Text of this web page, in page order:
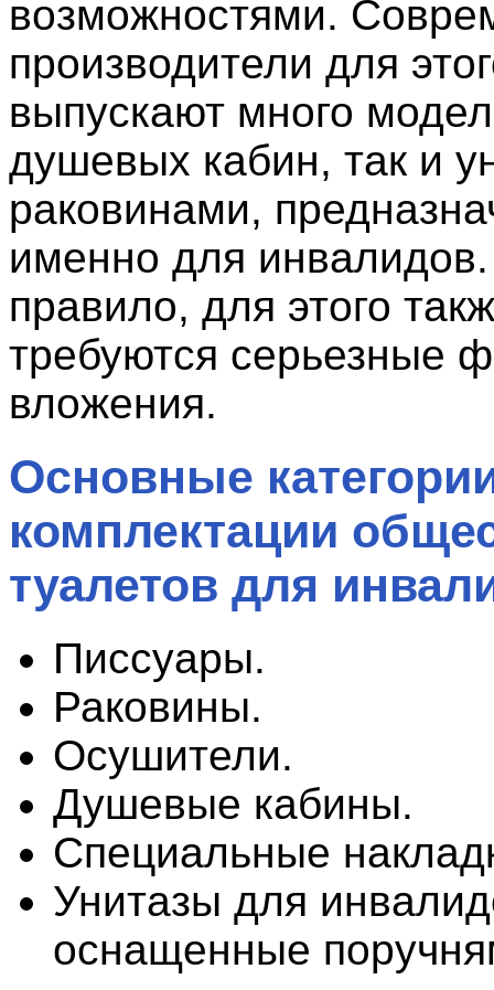
возможностями.
производители для
выпускают много
душевых кабин, так и
раковинами,
именно для
правило, для этого
требуются серьезные
вложения.
Основные
комплектации
туалетов для
Писсуары.
Раковины.
Осушители.
Душевые кабины.
Специальные
Унитазы для
оснащенные